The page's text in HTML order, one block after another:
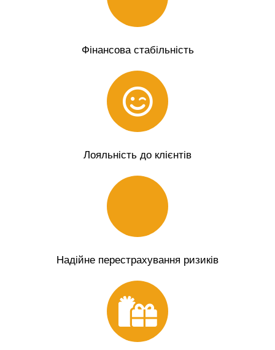
Фінансова стабільність
Лояльність до клієнтів
Надійне перестрахування ризиків